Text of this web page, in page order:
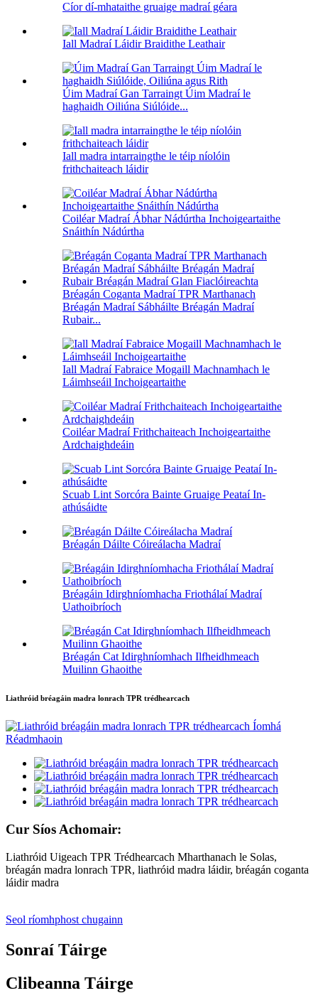
Cíor dí-mhataithe gruaige madraí géara
Iall Madraí Láidir Braidithe Leathair
Úim Madraí Gan Tarraingt Úim Madraí le
haghaidh Oiliúna Siúlóide...
Iall madra intarraingthe le téip níolóin
frithchaiteach láidir
Coiléar Madraí Ábhar Nádúrtha Inchoigeartaithe
Snáithín Nádúrtha
Bréagán Coganta Madraí TPR Marthanach
Bréagán Madraí Sábháilte Bréagán Madraí
Rubair...
Iall Madraí Fabraice Mogaill Machnamhach le
Láimhseáil Inchoigeartaithe
Coiléar Madraí Frithchaiteach Inchoigeartaithe
Ardchaighdeáin
Scuab Lint Sorcóra Bainte Gruaige Peataí In-
athúsáidte
Bréagán Dáilte Cóireálacha Madraí
Bréagáin Idirghníomhacha Friothálaí Madraí
Uathoibríoch
Bréagán Cat Idirghníomhach Ilfheidhmeach
Muilinn Ghaoithe
Liathróid bréagáin madra lonrach TPR trédhearcach
Cur Síos Achomair:
Liathróid Uigeach TPR Trédhearcach Mharthanach le Solas,
bréagán madra lonrach TPR, liathróid madra láidir, bréagán coganta
láidir madra
Seol ríomhphost chugainn
Sonraí Táirge
Clibeanna Táirge